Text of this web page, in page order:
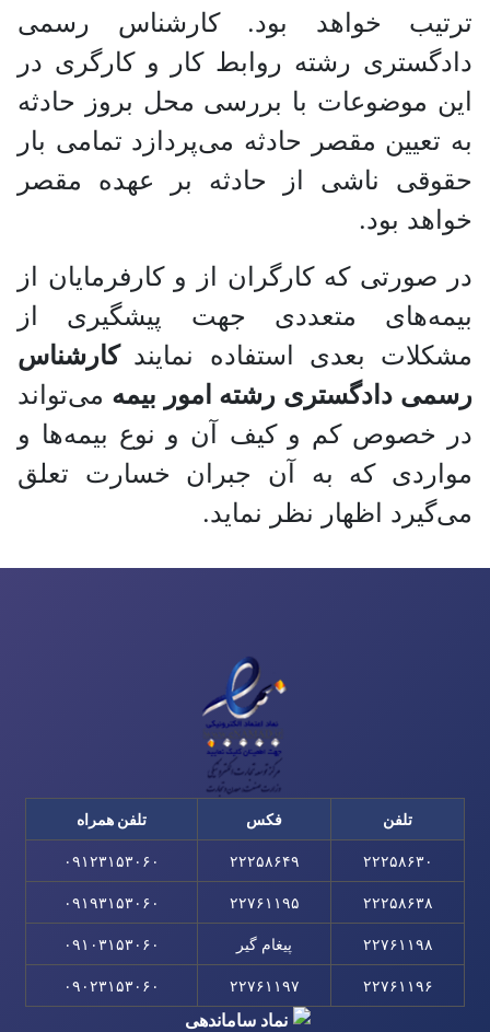
ترتیب خواهد بود. کارشناس رسمی
دادگستری رشته روابط کار و کارگری در
این موضوعات با بررسی محل بروز حادثه
به تعیین مقصر حادثه می‌پردازد تمامی بار
حقوقی ناشی از حادثه بر عهده مقصر
خواهد بود.
در صورتی که کارگران از و کارفرمایان از
بیمه‌های متعددی جهت پیشگیری از
مشکلات بعدی استفاده نمایند کارشناس
رسمی دادگستری رشته امور بیمه می‌تواند
در خصوص کم و کیف آن و نوع بیمه‌ها و
مواردی که به آن جبران خسارت تعلق
می‌‌گیرد اظهار نظر نماید.
تلفن فکس تلفن همراه
۲۲۲۵۸۶۳۰ ۲۲۲۵۸۶۴۹ ۰۹۱۲۳۱۵۳۰۶۰
۲۲۲۵۸۶۳۸ ۲۲۷۶۱۱۹۵ ۰۹۱۹۳۱۵۳۰۶۰
۲۲۷۶۱۱۹۸ پیغام گیر ۰۹۱۰۳۱۵۳۰۶۰
۲۲۷۶۱۱۹۶ ۲۲۷۶۱۱۹۷ ۰۹۰۲۳۱۵۳۰۶۰